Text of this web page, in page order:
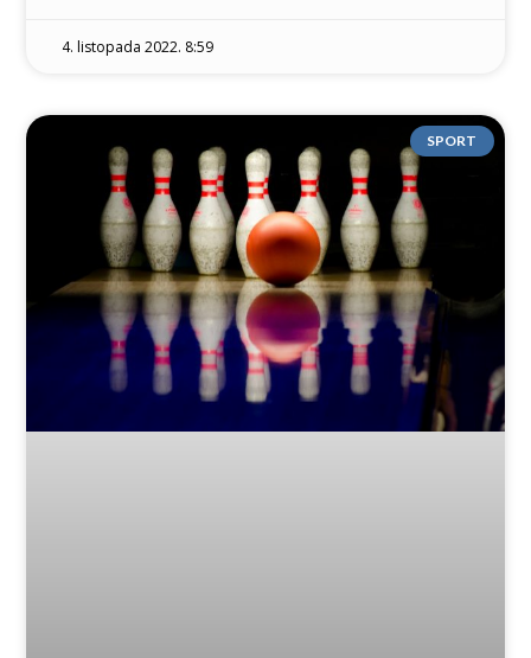
4. listopada 2022. 8:59
SPORT